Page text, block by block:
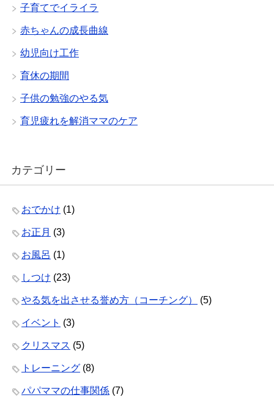
子育てでイライラ
赤ちゃんの成長曲線
幼児向け工作
育休の期間
子供の勉強のやる気
育児疲れを解消ママのケア
カテゴリー
おでかけ (1)
お正月 (3)
お風呂 (1)
しつけ (23)
やる気を出させる誉め方（コーチング） (5)
イベント (3)
クリスマス (5)
トレーニング (8)
パパママの仕事関係 (7)